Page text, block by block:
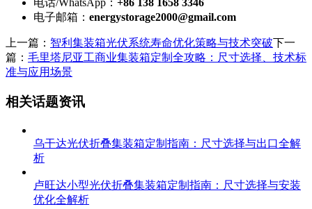
电话/WhatsApp： +86 138 1658 3346
电子邮箱： energystorage2000@gmail.com
上一篇： 智利集装箱光伏系统寿命优化策略与技术突破下一
篇： 毛里塔尼亚工商业集装箱定制全攻略：尺寸选择、技术标
准与应用场景
相关话题资讯
乌干达光伏折叠集装箱定制指南：尺寸选择与出口全解
析
卢旺达小型光伏折叠集装箱定制指南：尺寸选择与安装
优化全解析